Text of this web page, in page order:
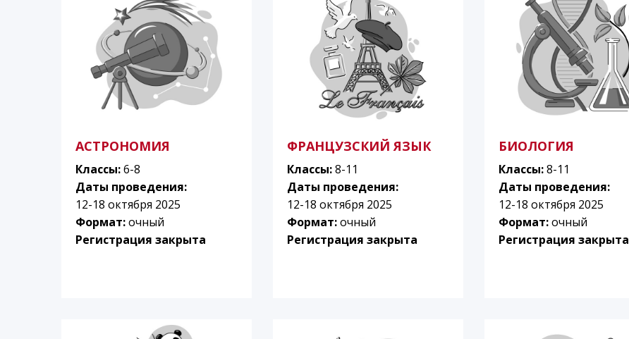
АСТРОНОМИЯ
Классы:6-8
Даты проведения:
12-18 октября 2025
Формат:очный
Регистрация закрыта
ФРАНЦУЗСКИЙ ЯЗЫК
Классы:8-11
Даты проведения:
12-18 октября 2025
Формат:очный
Регистрация закрыта
БИОЛОГИЯ
Классы:8-11
Даты проведения:
12-18 октября 2025
Формат:очный
Регистрация закрыта